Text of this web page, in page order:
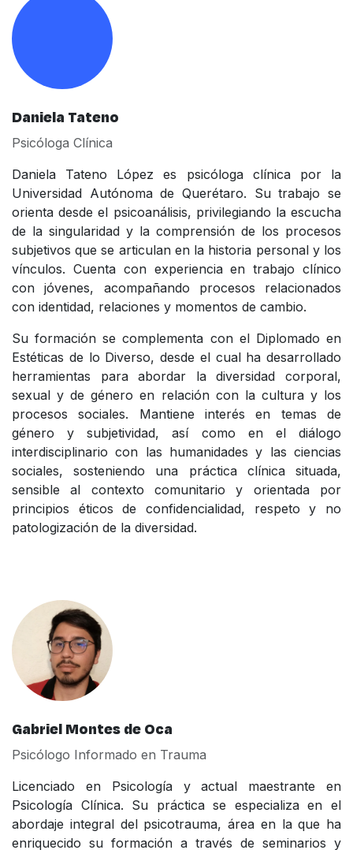
Daniela Tateno
Psicóloga Clínica
Daniela Tateno López es psicóloga clínica por la
Universidad Autónoma de Querétaro. Su trabajo se
orienta desde el psicoanálisis, privilegiando la escucha
de la singularidad y la comprensión de los procesos
subjetivos que se articulan en la historia personal y los
vínculos. Cuenta con experiencia en trabajo clínico
con jóvenes, acompañando procesos relacionados
con identidad, relaciones y momentos de cambio.
Su formación se complementa con el Diplomado en
Estéticas de lo Diverso, desde el cual ha desarrollado
herramientas para abordar la diversidad corporal,
sexual y de género en relación con la cultura y los
procesos sociales. Mantiene interés en temas de
género y subjetividad, así como en el diálogo
interdisciplinario con las humanidades y las ciencias
sociales, sosteniendo una práctica clínica situada,
sensible al contexto comunitario y orientada por
principios éticos de confidencialidad, respeto y no
patologización de la diversidad.
Gabriel Montes de Oca
Psicólogo Informado en Trauma
Licenciado en Psicología y actual maestrante en
Psicología Clínica. Su práctica se especializa en el
abordaje integral del psicotrauma, área en la que ha
enriquecido su formación a través de seminarios y